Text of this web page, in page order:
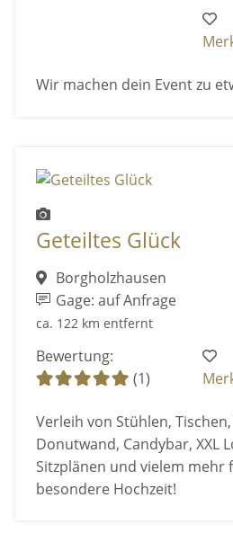
Wir machen dein Event zu
Geteiltes Glück
Borgholzhausen
Gage: auf Anfrage
ca. 122 km entfernt
Bewertung:
(1)
Verleih von Stühlen,
Donutwand, Candybar, XXL
Sitzplänen und vielem mehr
besondere Hochzeit!